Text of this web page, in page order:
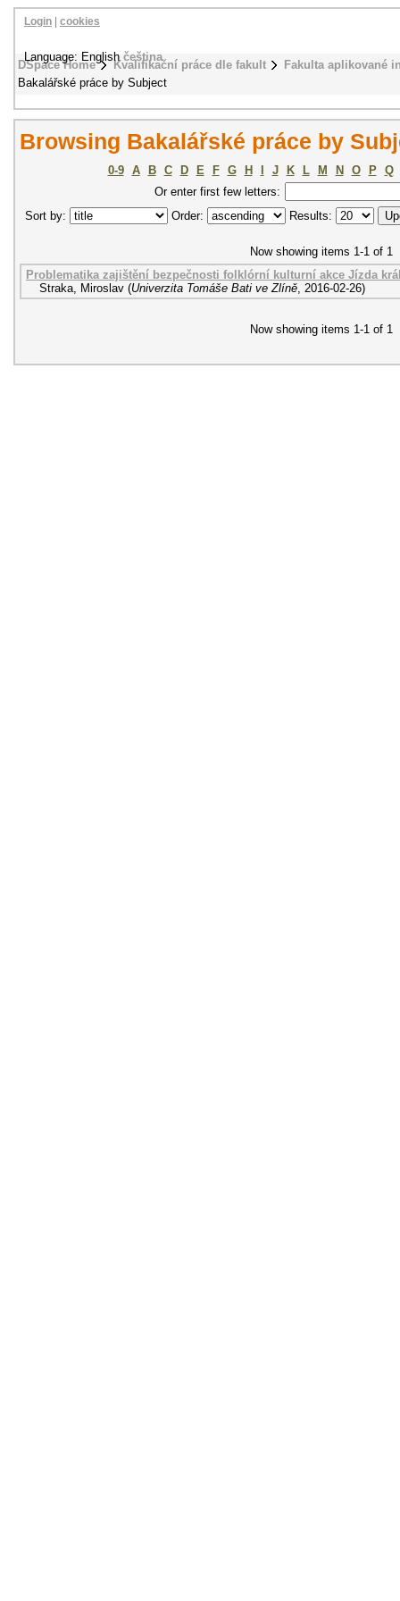
DSpace Home Kvalifikační práce dle fakult
Fakulta aplikované
Bakalářské práce by Subject
Login cookies
Language: Englishčeština
Browsing Bakalářské práce by
0-9 A B C D E F G H J K L M N O P
Q
Or enter first few letters:
Sort by:
Order: Results:
Now showing items 1-1 of 1
Problematika zajištění bezpečnosti folklórní kulturní akce Jízda
Straka, Miroslav (Univerzita Tomáše Bati ve Zlíně, 2016-02-26)
Now showing items 1-1 of 1